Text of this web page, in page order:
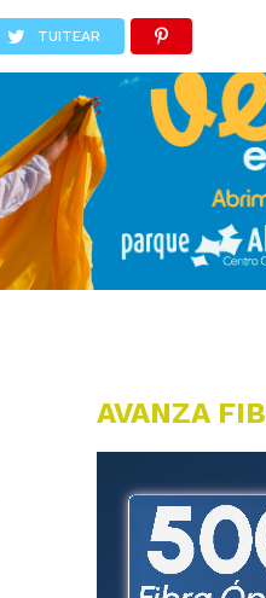
TUITEAR
AVANZA